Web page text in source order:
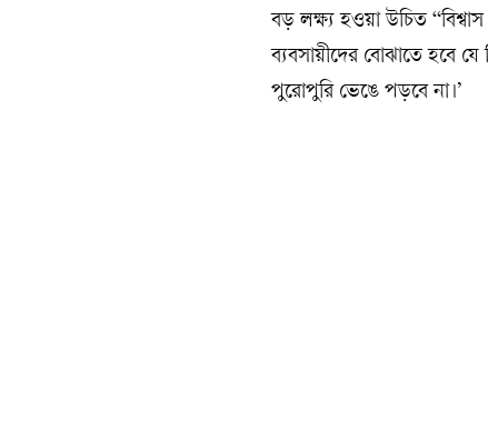
বড় লক্ষ্য হওয়া উচিত
ব্যবসায়ীদের বোঝাতে হবে
পুরোপুরি ভেঙে পড়বে না।’